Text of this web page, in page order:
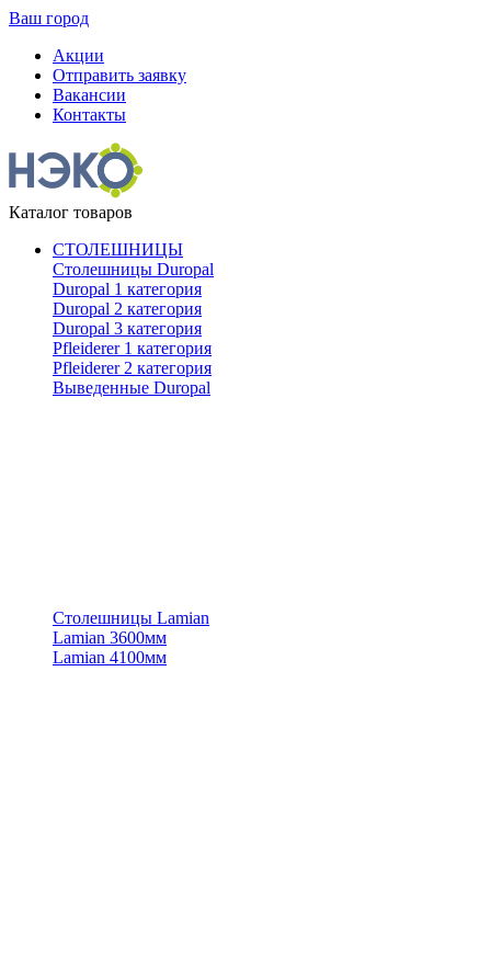
Ваш город
Акции
Отправить заявку
Вакансии
Контакты
Каталог товаров
СТОЛЕШНИЦЫ
Столешницы Duropal
Duropal 1 категория
Duropal 2 категория
Duropal 3 категория
Pfleiderer 1 категория
Pfleiderer 2 категория
Выведенные Duropal
Столешницы Lamian
Lamian 3600мм
Lamian 4100мм